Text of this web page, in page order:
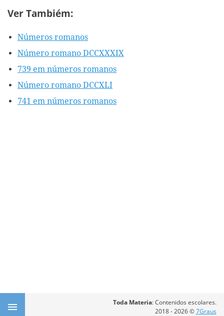
Ver Tambiém:
Números romanos
Número romano DCCXXXIX
739 em números romanos
Número romano DCCXLI
741 em números romanos
Toda Materia: Contenidos escolares.
2018 - 2026 ©7Graus